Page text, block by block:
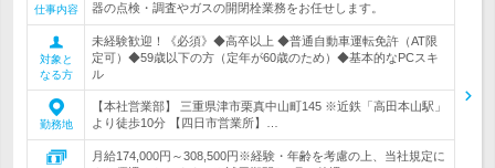
仕事内容
器の点検・調査やガスの開閉栓業務をお任せします。
対象と
なる方
未経験歓迎！《必須》◆高卒以上 ◆普通自動車運転免許（AT限
定可）◆59歳以下の方（定年が60歳のため）◆基本的なPCスキ
ル
勤務地
【本社営業部】 三重県津市栗真中山町145 ※近鉄「高田本山駅」
より徒歩10分 【四日市営業所】…
月給174,000円～308,500円※経験・年齢を考慮の上、当社規定に